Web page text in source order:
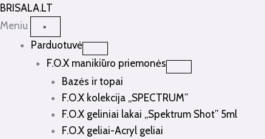
BRISALA.LT
Meniu
×
Parduotuvė
F.O.X manikiūro priemonės
Bazės ir topai
F.O.X kolekcija „SPECTRUM”
F.O.X geliniai lakai „Spektrum Shot” 5ml
F.O.X geliai-Acryl geliai
Pereiti
prie